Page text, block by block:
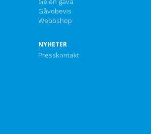
Gåvobevis
Webbshop
NYHETER
Presskontakt